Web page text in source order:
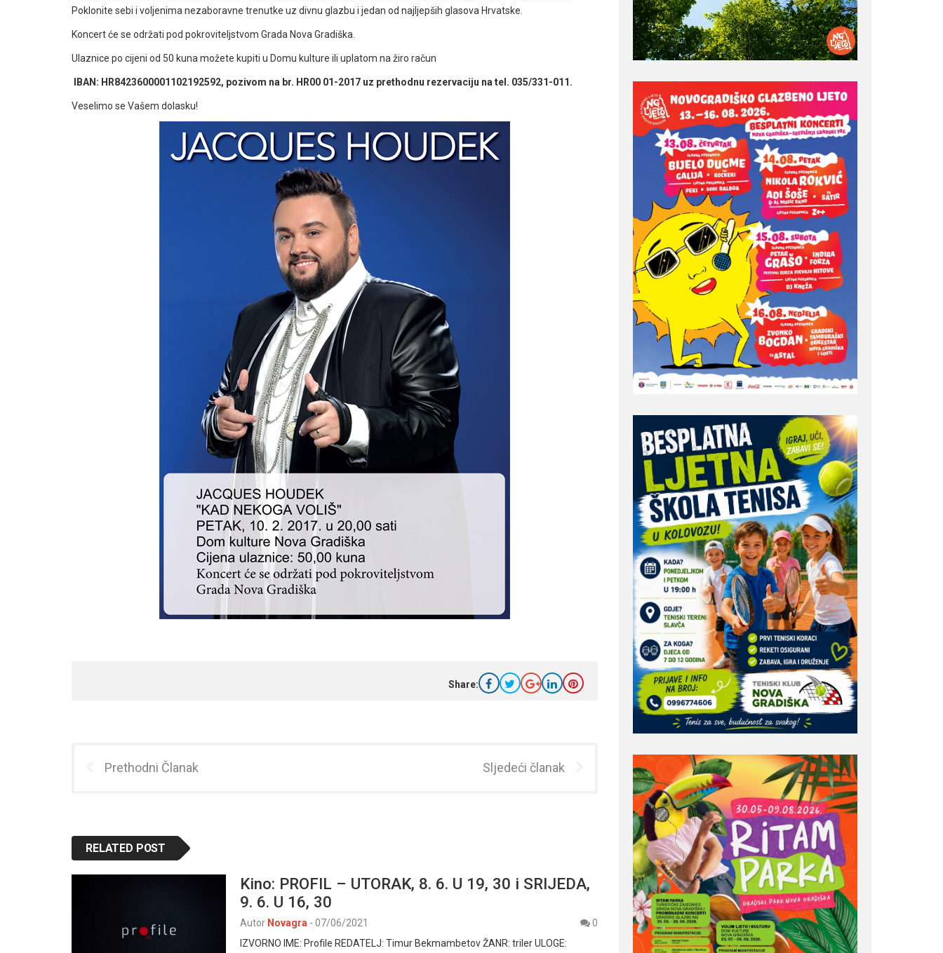
Poklonite sebi i voljenima nezaboravne trenutke uz divnu glazbu i jedan od najljepših glasova Hrvatske.
Koncert će se održati pod pokroviteljstvom Grada Nova Gradiška.
Ulaznice po cijeni od 50 kuna možete kupiti u Domu kulture ili uplatom na žiro račun
IBAN: HR8423600001102192592, pozivom na br. HR00 01-2017 uz prethodnu rezervaciju na tel. 035/331-011.
Veselimo se Vašem dolasku!
Share:
Prethodni Članak Sljedeći članak
RELATED POST
Kino: PROFIL – UTORAK, 8. 6. U 19, 30 i SRIJEDA,
9. 6. U 16, 30
Autor Novagra - 07/06/2021
0
IZVORNO IME: Profile REDATELJ: Timur Bekmambetov ŽANR: triler ULOGE: